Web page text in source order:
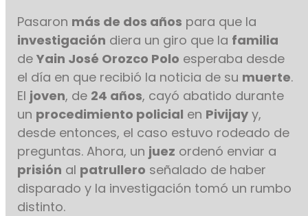
Pasaron más de dos años para que la
investigación diera un giro que la familia
deYain José Orozco Polo esperaba desde
el día en que recibió la noticia de su muerte.
El joven, de 24 años, cayó abatido durante
un procedimiento policial en Pivijay y,
desde entonces, el caso estuvo rodeado de
preguntas. Ahora, un juez ordenó enviar a
prisión al patrullero señalado de haber
disparado y la investigación tomó un rumbo
distinto.